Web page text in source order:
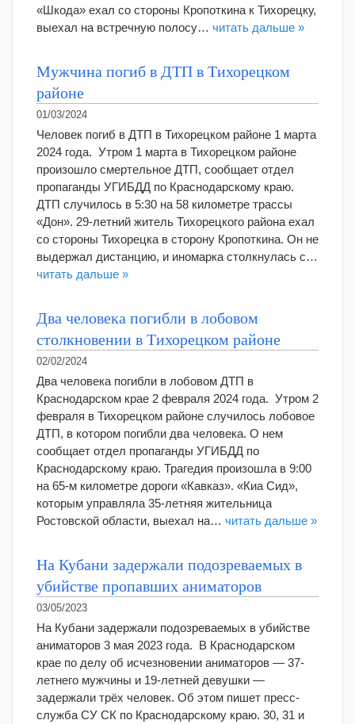
«Шкода» ехал со стороны Кропоткина к Тихорецку,
выехал на встречную полосу… читать дальше »
Мужчина погиб в ДТП в Тихорецком
районе
01/03/2024
Человек погиб в ДТП в Тихорецком районе 1 марта
2024 года. Утром 1 марта в Тихорецком районе
произошло смертельное ДТП, сообщает отдел
пропаганды УГИБДД по Краснодарскому краю.
ДТП случилось в 5:30 на 58 километре трассы
«Дон». 29-летний житель Тихорецкого района ехал
со стороны Тихорецка в сторону Кропоткина. Он не
выдержал дистанцию, и иномарка столкнулась с…
читать дальше »
Два человека погибли в лобовом
столкновении в Тихорецком районе
02/02/2024
Два человека погибли в лобовом ДТП в
Краснодарском крае 2 февраля 2024 года. Утром 2
февраля в Тихорецком районе случилось лобовое
ДТП, в котором погибли два человека. О нем
сообщает отдел пропаганды УГИБДД по
Краснодарскому краю. Трагедия произошла в 9:00
на 65-м километре дороги «Кавказ». «Киа Сид»,
которым управляла 35-летняя жительница
Ростовской области, выехал на… читать дальше »
На Кубани задержали подозреваемых в
убийстве пропавших аниматоров
03/05/2023
На Кубани задержали подозреваемых в убийстве
аниматоров 3 мая 2023 года. В Краснодарском
крае по делу об исчезновении аниматоров — 37-
летнего мужчины и 19-летней девушки —
задержали трёх человек. Об этом пишет пресс-
служба СУ СК по Краснодарскому краю. 30, 31 и